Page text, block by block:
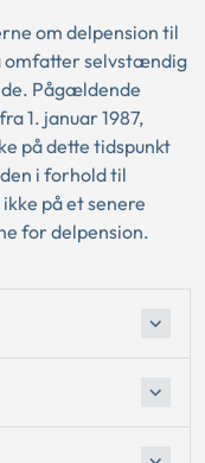
om delpension til
omfatter selvstændig
Pågældende
1. januar 1987,
på dette tidspunkt
i forhold til
på et senere
for delpension.